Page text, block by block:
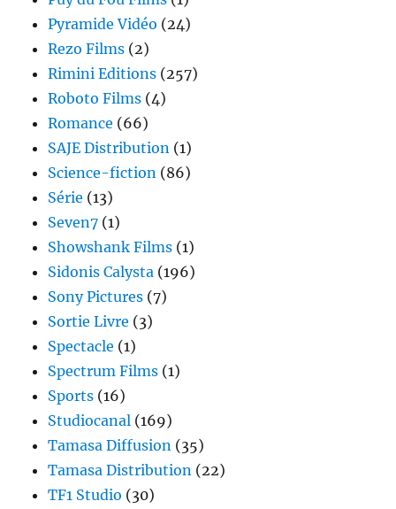
Pyramide Vidéo (24)
Rezo Films (2)
Rimini Editions (257)
Roboto Films (4)
Romance (66)
SAJE Distribution (1)
Science-fiction (86)
Série (13)
Seven7 (1)
Showshank Films (1)
Sidonis Calysta (196)
Sony Pictures (7)
Sortie Livre (3)
Spectacle (1)
Spectrum Films (1)
Sports (16)
Studiocanal (169)
Tamasa Diffusion (35)
Tamasa Distribution (22)
TF1 Studio (30)